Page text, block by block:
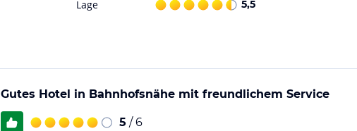
Lage 5,5
Gutes Hotel in Bahnhofsnähe mit freundlichem Service
5 / 6